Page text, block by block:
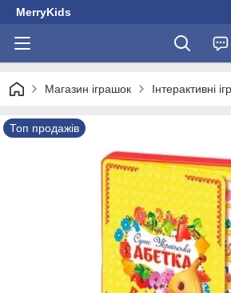
MerryKids
Магазин іграшок Інтерактивні
Топ продажів